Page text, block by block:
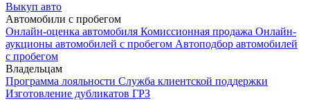
Выкуп авто
Автомобили с пробегом
Онлайн-оценка автомобиля Комиссионная продажа Онлайн-
аукционы автомобилей с пробегом Автоподбор автомобилей
с пробегом
Владельцам
Программа лояльности Служба клиентской поддержки
Изготовление дубликатов ГРЗ